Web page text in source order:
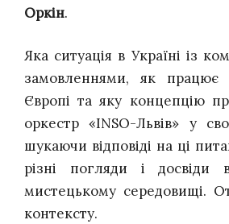
Оркін.
Яка ситуація в Україні із
замовленнями, як працює
Європі та яку концепцію
оркестр «INSO-Львів» у
шукаючи відповіді на ці
різні погляди і досвіди
мистецькому середовищі.
контексту.